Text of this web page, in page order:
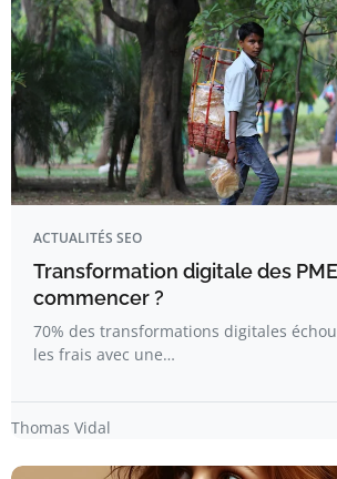
ACTUALITÉS SEO
Transformation digitale des
commencer ?
70% des transformations digitales
les frais avec une…
Thomas Vidal